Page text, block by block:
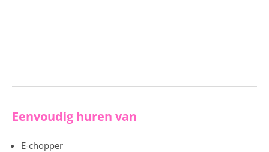
Eenvoudig huren van
E-chopper